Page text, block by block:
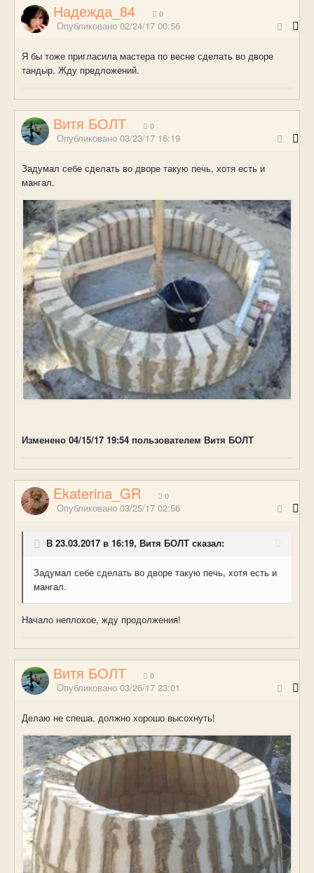
Надежда_84 0
Опубликовано 02/24/17 00:56
Я бы тоже пригласила мастера по весне сделать во дворе
тандыр. Жду предложений.
Витя БОЛТ 0
Опубликовано 03/23/17 16:19
Задумал себе сделать во дворе такую печь, хотя есть и
мангал.
Изменено 04/15/17 19:54 пользователем Витя БОЛТ
Ekaterina_GR 0
Опубликовано 03/25/17 02:56
В 23.03.2017 в 16:19, Витя БОЛТ сказал:
Задумал себе сделать во дворе такую печь, хотя есть и
мангал.
Начало неплохое, жду продолжения!
Витя БОЛТ 0
Опубликовано 03/26/17 23:01
Делаю не спеша, должно хорошо высохнуть!